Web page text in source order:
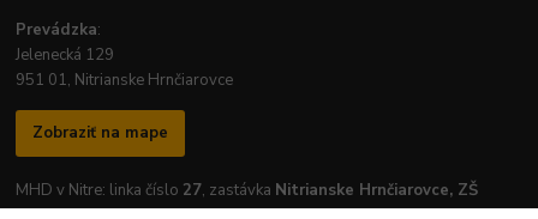
Prevádzka:
Jelenecká 129
951 01, Nitrianske Hrnčiarovce
Zobraziť na mape
MHD v Nitre: linka číslo 27, zastávka Nitrianske Hrnčiarovce, ZŠ